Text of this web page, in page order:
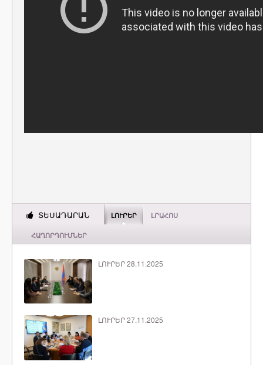
ՏԵՍԱԴԱՐԱՆ ԼՈՒՐԵՐ ԼՐԱՀՈՍ
ՀԱՂՈՐԴՈՒՄՆԵՐ
ԼՈՒՐԵՐ 28.11.2025
ԼՈՒՐԵՐ 27.11.2025